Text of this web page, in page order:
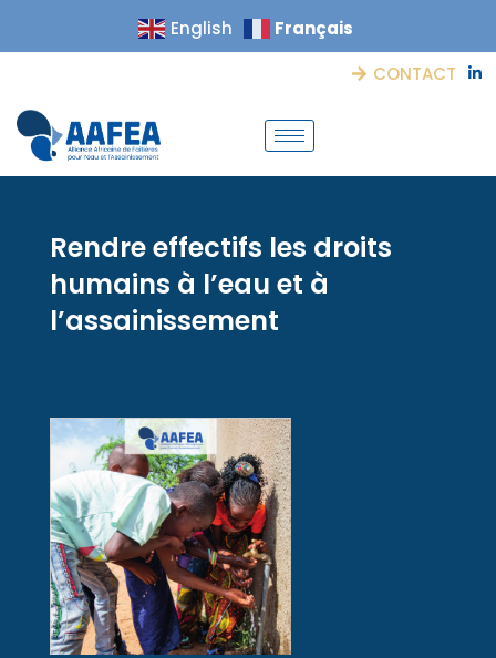
English
Français
CONTACT
Rendre effectifs les droits
humains à l’eau et à
l’assainissement